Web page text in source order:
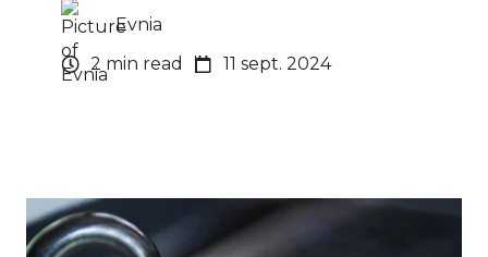
Evnia
2 min read
11 sept. 2024